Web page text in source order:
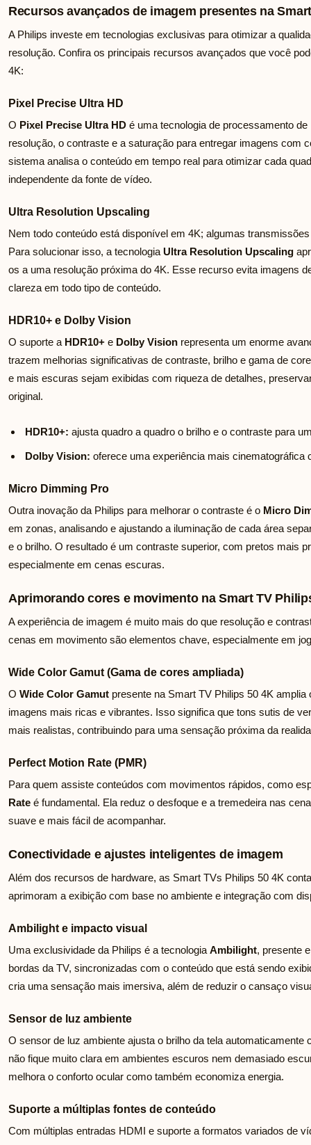
Recursos avançados de imagem presentes na
A Philips investe em tecnologias exclusivas para otimizar a
resolução. Confira os principais recursos avançados que você
4K:
Pixel Precise Ultra HD
O Pixel Precise Ultra HD é uma tecnologia de processamento
resolução, o contraste e a saturação para entregar imagens com
sistema analisa o conteúdo em tempo real para otimizar cada
independente da fonte de vídeo.
Ultra Resolution Upscaling
Nem todo conteúdo está disponível em 4K; algumas
Para solucionar isso, a tecnologia Ultra Resolution Upscaling
os a uma resolução próxima do 4K. Esse recurso evita imagens
clareza em todo tipo de conteúdo.
HDR10+ e Dolby Vision
O suporte a HDR10+ e Dolby Vision representa um enorme
trazem melhorias significativas de contraste, brilho e gama de
e mais escuras sejam exibidas com riqueza de detalhes,
original.
HDR10+: ajusta quadro a quadro o brilho e o contraste para
Dolby Vision: oferece uma experiência mais
Micro Dimming Pro
Outra inovação da Philips para melhorar o contraste é o Micro
em zonas, analisando e ajustando a iluminação de cada área
e o brilho. O resultado é um contraste superior, com pretos mais
especialmente em cenas escuras.
Aprimorando cores e movimento na Smart TV
A experiência de imagem é muito mais do que resolução e
cenas em movimento são elementos chave, especialmente em
Wide Color Gamut (Gama de cores ampliada)
O Wide Color Gamut presente na Smart TV Philips 50 4K
imagens mais ricas e vibrantes. Isso significa que tons sutis de
mais realistas, contribuindo para uma sensação próxima da
Perfect Motion Rate (PMR)
Para quem assiste conteúdos com movimentos rápidos, como
Rate é fundamental. Ela reduz o desfoque e a tremedeira nas
suave e mais fácil de acompanhar.
Conectividade e ajustes inteligentes de imagem
Além dos recursos de hardware, as Smart TVs Philips 50 4K
aprimoram a exibição com base no ambiente e integração com
Ambilight e impacto visual
Uma exclusividade da Philips é a tecnologia Ambilight, presente
bordas da TV, sincronizadas com o conteúdo que está sendo
cria uma sensação mais imersiva, além de reduzir o cansaço
Sensor de luz ambiente
O sensor de luz ambiente ajusta o brilho da tela automaticamente
não fique muito clara em ambientes escuros nem demasiado
melhora o conforto ocular como também economiza energia.
Suporte a múltiplas fontes de conteúdo
Com múltiplas entradas HDMI e suporte a formatos variados de